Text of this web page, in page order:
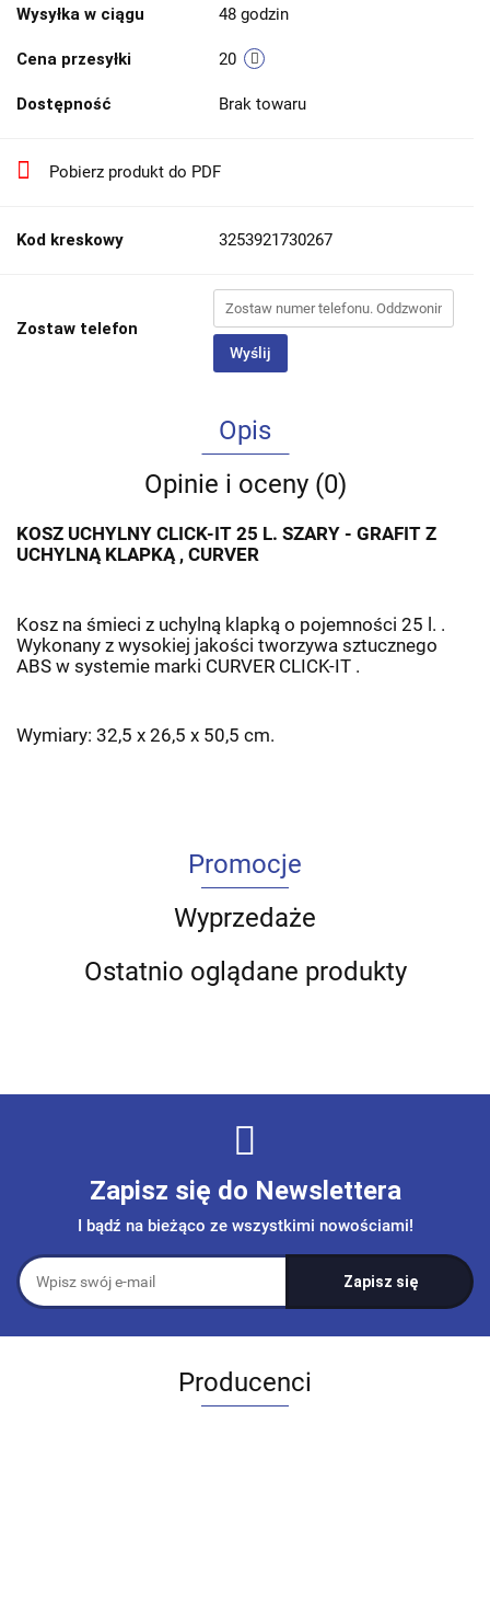
Wysyłka w ciągu 48 godzin
Cena przesyłki 20
Dostępność Brak towaru
Pobierz produkt do PDF
Kod kreskowy 3253921730267
Zostaw telefon
Wyślij
Opis
Opinie i oceny (0)
KOSZ UCHYLNY CLICK-IT 25 L. SZARY - GRAFIT Z
UCHYLNĄ KLAPKĄ , CURVER
Kosz na śmieci z uchylną klapką o pojemności 25 l. .
Wykonany z wysokiej jakości tworzywa sztucznego
ABS w systemie marki CURVER CLICK-IT .
Wymiary: 32,5 x 26,5 x 50,5 cm.
Promocje
Wyprzedaże
Ostatnio oglądane produkty
Zapisz się do Newslettera
I bądź na bieżąco ze wszystkimi nowościami!
Producenci